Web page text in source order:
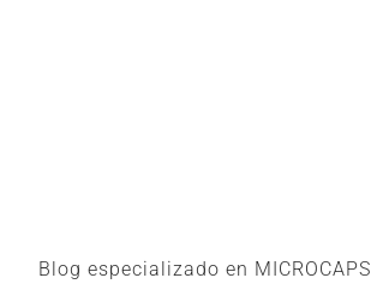
Blog especializado en MICROCAPS